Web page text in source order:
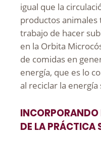
igual que la
productos
trabajo de hacer
en la Orbita
de comidas en
energía, que es lo
al reciclar la energía
INCORPORANDO
DE LA PRÁCTICA